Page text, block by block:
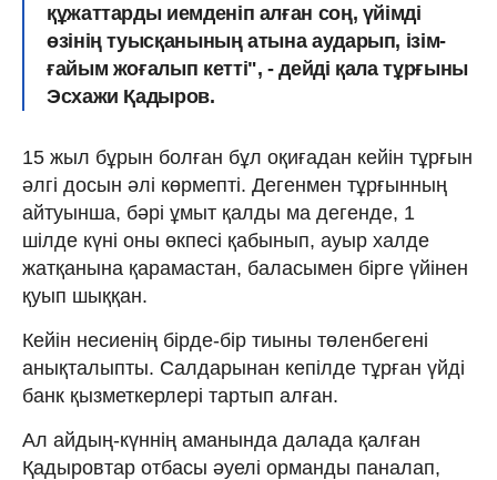
құжаттарды иемденіп алған соң, үйімді
өзінің туысқанының атына аударып, ізім-
ғайым жоғалып кетті", - дейді қала тұрғыны
Эсхажи Қадыров.
15 жыл бұрын болған бұл оқиғадан кейін тұрғын
әлгі досын әлі көрмепті. Дегенмен тұрғынның
айтуынша, бәрі ұмыт қалды ма дегенде, 1
шілде күні оны өкпесі қабынып, ауыр халде
жатқанына қарамастан, баласымен бірге үйінен
қуып шыққан.
Кейін несиенің бірде-бір тиыны төленбегені
анықталыпты. Салдарынан кепілде тұрған үйді
банк қызметкерлері тартып алған.
Ал айдың-күннің аманында далада қалған
Қадыровтар отбасы әуелі орманды паналап,